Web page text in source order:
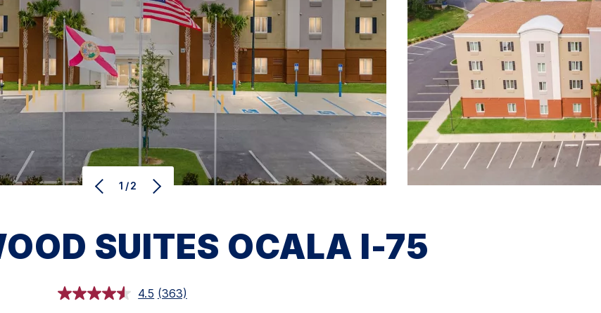
1/2
SUITES OCALA I-75
4.5 レ
(363)